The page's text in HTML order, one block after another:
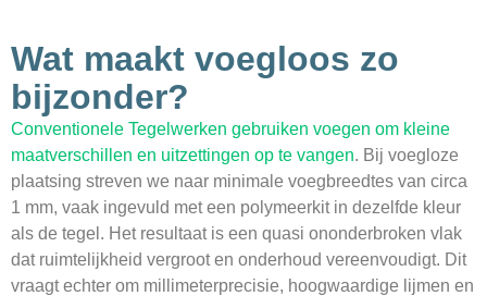
Wat maakt voegloos zo
bijzonder?
Conventionele Tegelwerken gebruiken voegen om kleine
maatverschillen en uitzettingen op te vangen. Bij voegloze
plaatsing streven we naar minimale voegbreedtes van circa
1 mm, vaak ingevuld met een polymeerkit in dezelfde kleur
als de tegel. Het resultaat is een quasi ononderbroken vlak
dat ruimtelijkheid vergroot en onderhoud vereenvoudigt. Dit
vraagt echter om millimeterprecisie, hoogwaardige lijmen en